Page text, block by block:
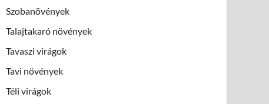
Szobanövények
Talajtakaró növények
Tavaszi virágok
Tavi növények
Téli virágok